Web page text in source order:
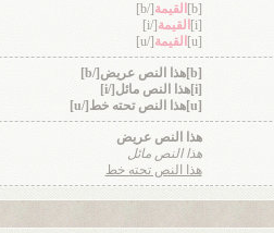
[b] القيمة [/b]
[i]
القيمة [/i]
[u]
القيمة [/u]
[b]هذا النص عريض[/b]
[i]هذا النص مائل[/i]
[u]هذا النص تحته خط[/u]
هذا النص عريض
هذا النص مائل
هذا النص تحته خط